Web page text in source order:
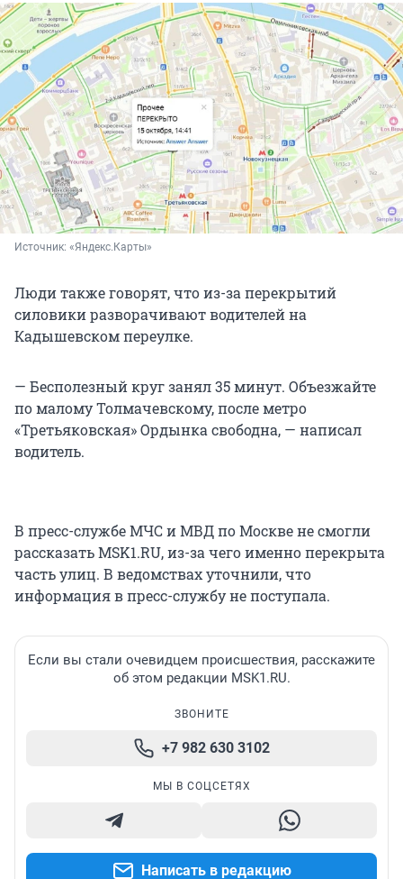
Источник: «Яндекс.Карты»
Люди также говорят, что из-за перекрытий
силовики разворачивают водителей на
Кадышевском переулке.
— Бесполезный круг занял 35 минут. Объезжайте
по малому Толмачевскому, после метро
«Третьяковская» Ордынка свободна, — написал
водитель.
В пресс-службе МЧС и МВД по Москве не смогли
рассказать MSK1.RU, из-за чего именно перекрыта
часть улиц. В ведомствах уточнили, что
информация в пресс-службу не поступала.
Если вы стали очевидцем происшествия, расскажите
об этом редакции MSK1.RU.
ЗВОНИТЕ
+7 982 630 3102
МЫ В СОЦСЕТЯХ
Написать в редакцию